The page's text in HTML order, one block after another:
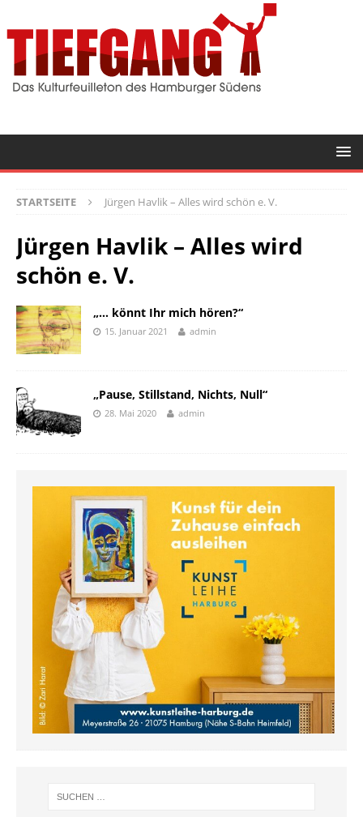
STARTSEITE Jürgen Havlik – Alles wird schön e. V.
Jürgen Havlik – Alles wird
schön e. V.
„… könnt Ihr mich hören?“
15. Januar 2021 admin
„Pause, Stillstand, Nichts, Null“
28. Mai 2020 admin